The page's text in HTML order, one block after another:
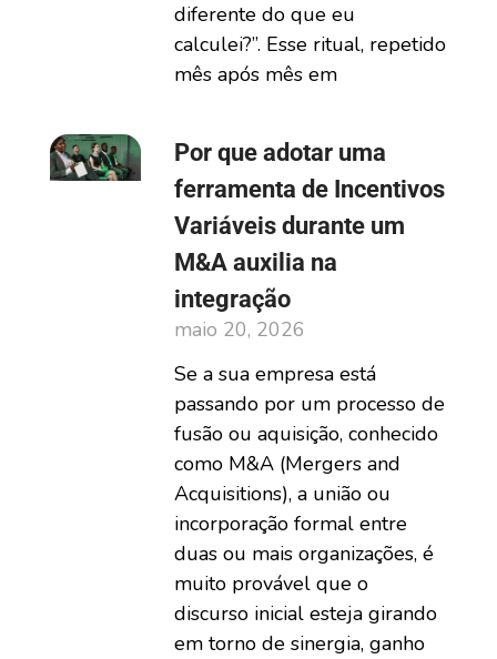
diferente do que eu
calculei?”. Esse ritual, repetido
mês após mês em
Por que adotar uma
ferramenta de Incentivos
Variáveis durante um
M&A auxilia na
integração
maio 20, 2026
Se a sua empresa está
passando por um processo de
fusão ou aquisição, conhecido
como M&A (Mergers and
Acquisitions), a união ou
incorporação formal entre
duas ou mais organizações, é
muito provável que o
discurso inicial esteja girando
em torno de sinergia, ganho